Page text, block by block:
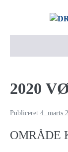
2020
Publiceret 4. marts
OMRÅDE